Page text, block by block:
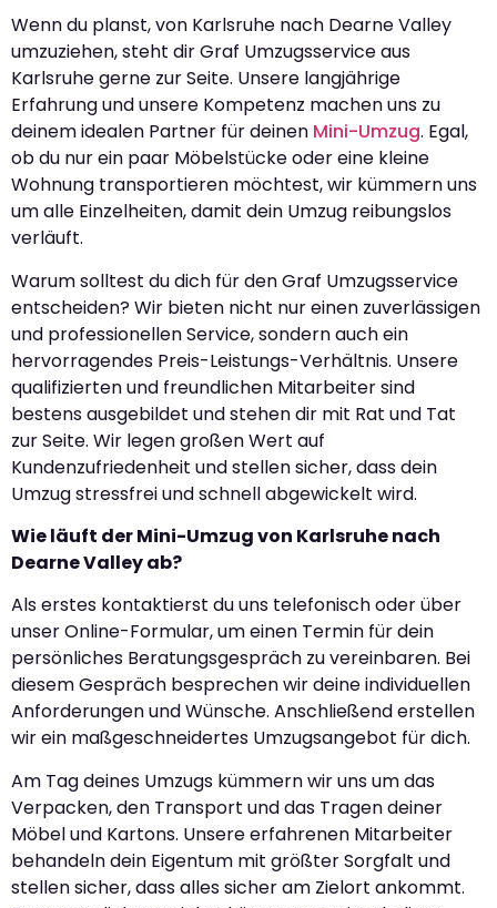
Wenn du planst, von Karlsruhe nach Dearne Valley
umzuziehen, steht dir Graf Umzugsservice aus
Karlsruhe gerne zur Seite. Unsere langjährige
Erfahrung und unsere Kompetenz machen uns zu
deinem idealen Partner für deinen Mini-Umzug. Egal,
ob du nur ein paar Möbelstücke oder eine kleine
Wohnung transportieren möchtest, wir kümmern uns
um alle Einzelheiten, damit dein Umzug reibungslos
verläuft.
Warum solltest du dich für den Graf Umzugsservice
entscheiden? Wir bieten nicht nur einen zuverlässigen
und professionellen Service, sondern auch ein
hervorragendes Preis-Leistungs-Verhältnis. Unsere
qualifizierten und freundlichen Mitarbeiter sind
bestens ausgebildet und stehen dir mit Rat und Tat
zur Seite. Wir legen großen Wert auf
Kundenzufriedenheit und stellen sicher, dass dein
Umzug stressfrei und schnell abgewickelt wird.
Wie läuft der Mini-Umzug von Karlsruhe nach
Dearne Valley ab?
Als erstes kontaktierst du uns telefonisch oder über
unser Online-Formular, um einen Termin für dein
persönliches Beratungsgespräch zu vereinbaren. Bei
diesem Gespräch besprechen wir deine individuellen
Anforderungen und Wünsche. Anschließend erstellen
wir ein maßgeschneidertes Umzugsangebot für dich.
Am Tag deines Umzugs kümmern wir uns um das
Verpacken, den Transport und das Tragen deiner
Möbel und Kartons. Unsere erfahrenen Mitarbeiter
behandeln dein Eigentum mit größter Sorgfalt und
stellen sicher, dass alles sicher am Zielort ankommt.